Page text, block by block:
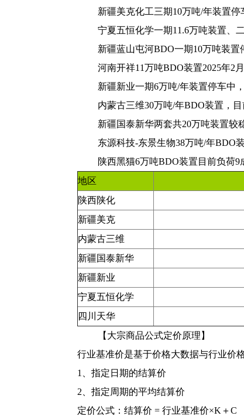
新疆美克化工三期10万吨/年装置
宁夏五恒化学一期11.6万吨装置、
新疆蓝山屯河BDO一期10万吨装置
河南开祥11万吨BDO装置2025年2
新疆新业一期6万吨/年装置停车中
内蒙古三维30万吨/年BDO装置，
新疆国泰新华两套共20万吨装置较
东源科技-东景生物38万吨/年BDO
陕西黑猫6万吨BDO装置目前负荷9
地区
陕西陕化
新疆美克
内蒙古三维
新疆国泰新华
新疆新业
宁夏五恒化学
四川天华
【大宗商品公式定价原理】
行业基准价是基于价格大数据与行业价
1、指定日期的结算价
2、指定周期的平均结算价
定价公式：结算价 = 行业基准价×K＋C